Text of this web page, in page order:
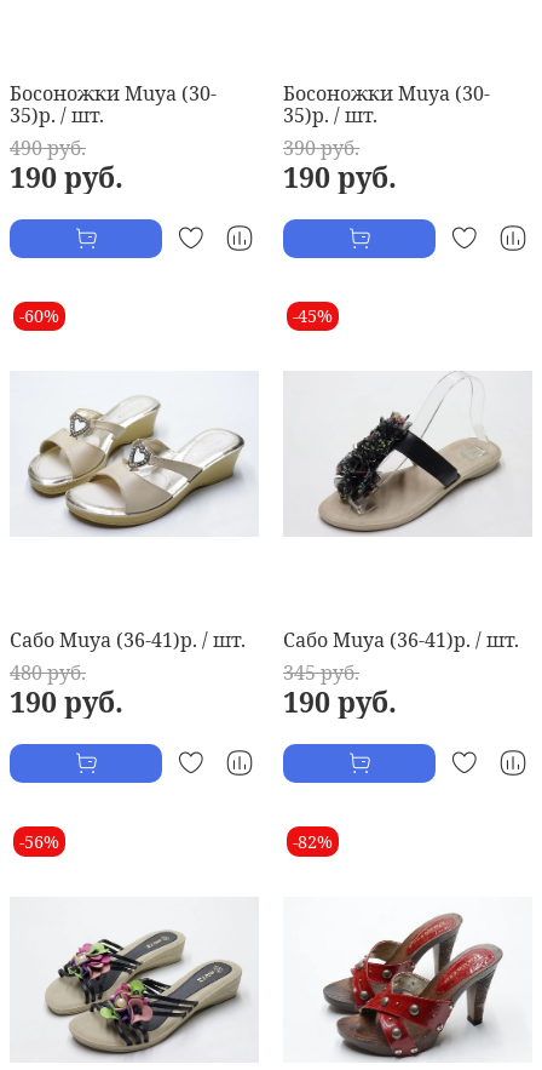
Босоножки Muya (30-
35)р. / шт.
490 руб.
190 руб.
Босоножки Muya (30-
35)р. / шт.
390 руб.
190 руб.
-60%
Сабо Muya (36-41)р. / шт.
480 руб.
190 руб.
-45%
Сабо Muya (36-41)р. / шт.
345 руб.
190 руб.
-56% -82%